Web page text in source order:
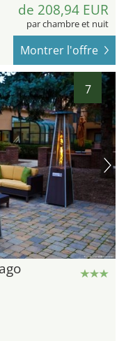
de 208,94 EUR
par chambre et nuit
Montrer l'offre
7